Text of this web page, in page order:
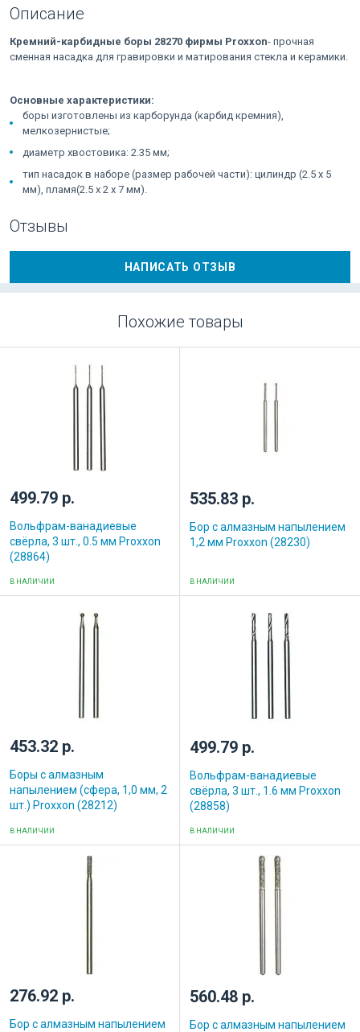
Описание
Кремний-карбидные боры 28270 фирмы Proxxon- прочная
сменная насадка для гравировки и матирования стекла и керамики.
Основные характеристики:
боры изготовлены из карборунда (карбид кремния),
мелкозернистые;
диаметр хвостовика: 2.35 мм;
тип насадок в наборе (размер рабочей части): цилиндр (2.5 x 5
мм), пламя(2.5 x 2 x 7 мм).
Отзывы
НАПИСАТЬ ОТЗЫВ
Похожие товары
499.79 р.
Вольфрам-ванадиевые
свёрла, 3 шт., 0.5 мм Proxxon
(28864)
В НАЛИЧИИ
535.83 р.
Бор с алмазным напылением
1,2 мм Proxxon (28230)
В НАЛИЧИИ
453.32 р.
Боры с алмазным
напылением (сфера, 1,0 мм, 2
шт.) Proxxon (28212)
В НАЛИЧИИ
499.79 р.
Вольфрам-ванадиевые
свёрла, 3 шт., 1.6 мм Proxxon
(28858)
В НАЛИЧИИ
276.92 р.
Бор с алмазным напылением
560.48 р.
Бор с алмазным напылением